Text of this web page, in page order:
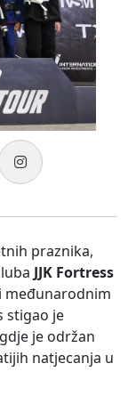
praznika,
JJK Fortress
međunarodnim
stigao je
je održan
natjecanja u